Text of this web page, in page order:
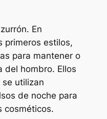
En
primeros estilos,
para mantener o
del hombro. Ellos
utilizan
de noche para
cosméticos.